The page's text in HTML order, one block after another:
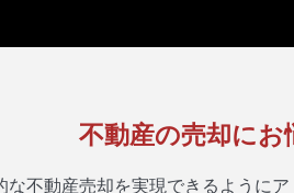
不動産の売却にお
な不動産売却を実現できるようにア